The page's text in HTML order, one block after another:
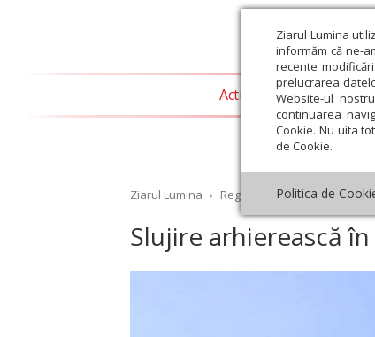
Ziarul Lumina
informăm că ne-
recente
prelucrarea
Website-ul
continuarea
Cookie. Nu uita
de Cookie.
Politica de
Actualitate religioasă
Ziarul Lumina › Regionale › Banat ›
Slujire arhierească